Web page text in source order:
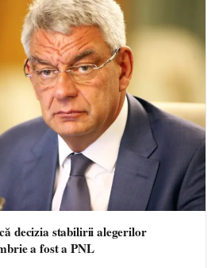
decizia stabilirii alegerilor
a fost a PNL